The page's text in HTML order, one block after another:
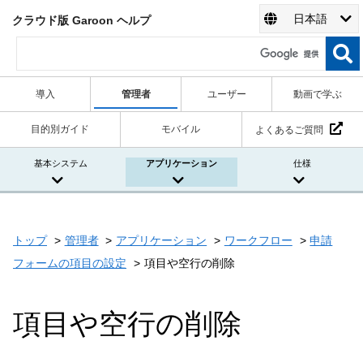
クラウド版 Garoon ヘルプ 日本語
導入 管理者 ユーザー 動画で学ぶ
目的別ガイド モバイル よくあるご質問
基本システム アプリケーション 仕様
トップ 管理者 アプリケーション ワークフロー
申請
フォームの項目の設定
項目や空行の削除
項目や空行の削除